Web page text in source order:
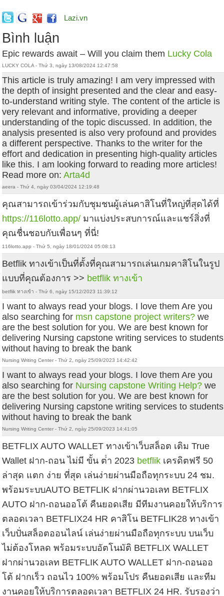
Lazi.vn
Bình luận
Epic rewards await – Will you claim them Lucky Cola
LUCKY COLA - Thứ 3, ngày 13/08/2024 12:47:58
This article is truly amazing! I am very impressed with
the depth of insight presented and the clear and easy-
to-understand writing style. The content of the article is
very relevant and informative, providing a deeper
understanding of the topic discussed. In addition, the
analysis presented is also very profound and provides
a different perspective. Thanks to the writer for the
effort and dedication in presenting high-quality articles
like this. I am looking forward to reading more articles!
Read more on:Arta4d
aeera - Thứ 4, ngày 03/04/2024 12:19:48
คุณสามารถเข้าร่วมกับชุมชนผู้เล่นคาสิโนที่ใหญ่ที่สุดได้ที่
https://116lotto.app/ มาแบ่งประสบการณ์และแชร์สิ่งที่
คุณชื่นชอบกับเพื่อนๆ ที่นี่!
116lotto.app - Thứ 5, ngày 18/01/2024 05:08:13
Betflik ทางเข้าเป็นที่ตั้งที่คุณสามารถเล่นเกมคาสิโนในรูป
แบบที่คุณต้องการ >> betflik ทางเข้า
betflik ทางเข้า - Thứ 6, ngày 15/12/2023 11:39:12
I want to always read your blogs. I love them Are you
also searching for msn capstone project writers? we
are the best solution for you. We are best known for
delivering Nursing capstone writing services to students
without having to break the bank
Nursing Writing Center - Thứ 2, ngày 25/09/2023 14:42:42
I want to always read your blogs. I love them Are you
also searching for Nursing capstone Writing Help? we
are the best solution for you. We are best known for
delivering Nursing capstone writing services to students
without having to break the bank
Nursing Writing Center - Thứ 2, ngày 25/09/2023 14:41:05
BETFLIX AUTO WALLET ทางเข้าเว็บสล็อต เติม True
Wallet ฝาก-ถอน ไม่มี ขั้น ต่ํา 2023 betflik เครดิตฟรี 50
ล่าสุด แตก ง่าย ที่สุด เล่นง่ายผ่านมือถือทุกระบบ 24 ชม.
พร้อมระบบAUTO BETFLIK ฝากผ่านวอเลท BETFLIX
AUTO ฝาก-ถอนออโต้ คืนยอดเสีย มีทีมงานคอยให้บริการ
ตลอดเวลา BETFLIX24 HR คาสิโน BETFLIK28 ทางเข้า
เว็บปั่นสล็อตออนไลน์ เล่นง่ายผ่านมือถือทุกระบบ บนเว็บ
ไม่ต้องโหลด พร้อมระบบอัตโนมัติ BETFLIX WALLET
ฝากผ่านวอเลท BETFLIK AUTO WALLET ฝาก-ถอนออ
โต้ ฝากเร็ว ถอนไว 100% พร้อมโปร คืนยอดเสีย และทีม
งานคอยให้บริการตลอดเวลา BETFLIX 24 HR. รับรองว่า